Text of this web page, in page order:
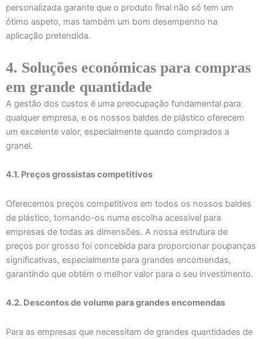
personalizada garante que o produto final não só tem um
ótimo aspeto, mas também um bom desempenho na
aplicação pretendida.
4. Soluções económicas para compras
em grande quantidade
A gestão dos custos é uma preocupação fundamental para
qualquer empresa, e os nossos baldes de plástico oferecem
um excelente valor, especialmente quando comprados a
granel.
4.1. Preços grossistas competitivos
Oferecemos preços competitivos em todos os nossos baldes
de plástico, tornando-os numa escolha acessível para
empresas de todas as dimensões. A nossa estrutura de
preços por grosso foi concebida para proporcionar poupanças
significativas, especialmente para grandes encomendas,
garantindo que obtém o melhor valor para o seu investimento.
4.2. Descontos de volume para grandes encomendas
Para as empresas que necessitam de grandes quantidades de